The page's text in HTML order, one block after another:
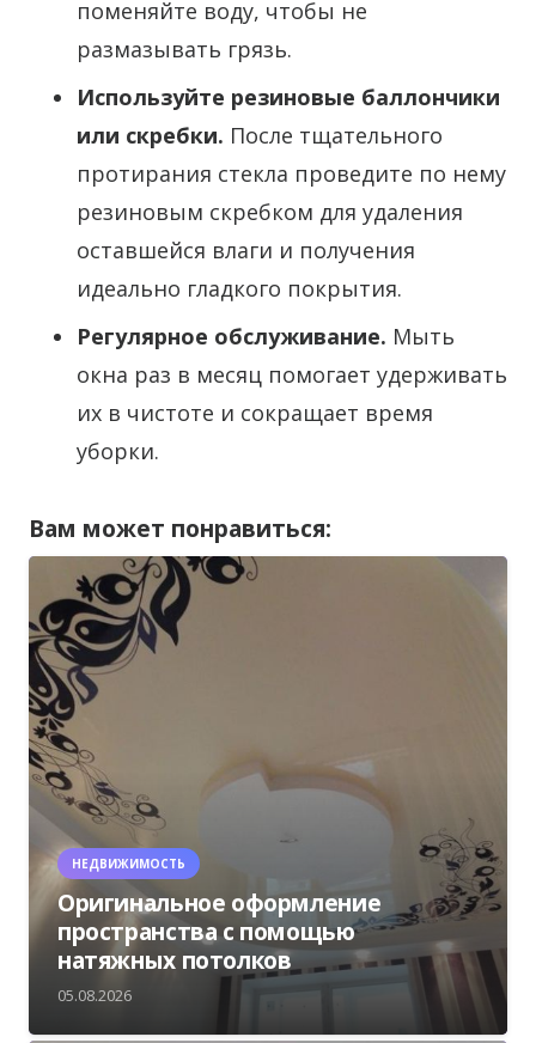
поменяйте воду, чтобы не
размазывать грязь.
Используйте резиновые баллончики
или скребки. После тщательного
протирания стекла проведите по нему
резиновым скребком для удаления
оставшейся влаги и получения
идеально гладкого покрытия.
Регулярное обслуживание. Мыть
окна раз в месяц помогает удерживать
их в чистоте и сокращает время
уборки.
Вам может понравиться:
НЕДВИЖИМОСТЬ
Оригинальное оформление
пространства с помощью
натяжных потолков
05.08.2026